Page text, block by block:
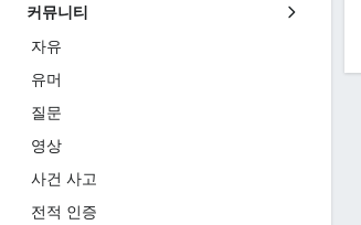
커뮤니티
자유
유머
질문
영상
사건 사고
전적 인증